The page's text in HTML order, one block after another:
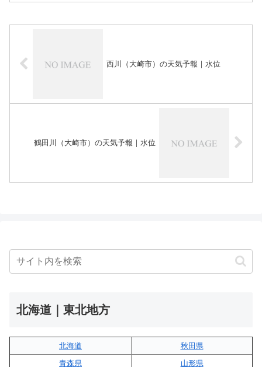
西川（大崎市）の天気予報｜水位
鶴田川（大崎市）の天気予報｜水位
北海道｜東北地方
北海道
秋田県
青森県
山形県